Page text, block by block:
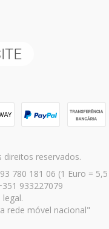
reservados.
780 181 06 (1 Euro = 5,5
933227079
rede móvel nacional"